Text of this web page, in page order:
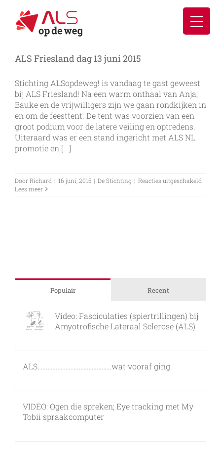
inhoud
ALS Friesland dag 13 juni 2015
Stichting ALSopdeweg! is vandaag te gast geweest
bij ALS Friesland! Na een warm onthaal van Anja,
Bauke en de vrijwilligers zijn we gaan rondkijken in
en om de feesttent. De tent was voorzien van een
groot podium voor de latere veiling en optredens.
Uiteraard was er een stand ingericht met ALS NL
promotie en [...]
DoorRichard | 16 juni, 2015 | De Stichting | Reacties uitgeschakeld
Lees meer
Populair Recent
Video: Fasciculaties (spiertrillingen) bij
Amyotrofische Lateraal Sclerose (ALS)
ALS………………………………………wat vooraf ging.
VIDEO: Ogen die spreken; Eye tracking met My
Tobii spraakcomputer